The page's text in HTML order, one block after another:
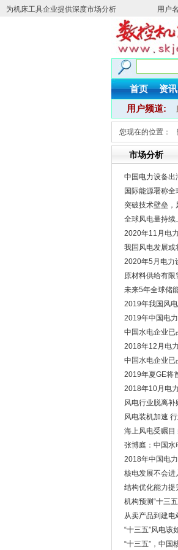
为机床工具企业提供深度市场分析 用户
首页 资讯
用户频道:
您现在的位置：
市场分析
中国电力设备出
国际能源署称
突破技术壁垒，
全球风电量持续
2020年11月电
我国风电发展或
2020年5月电力
原材料供给有
未来5年全球储
2019年我国风
2019年中国电
中国水电企业已
2018年12月电
中国水电企业已
2019年夏GE将
2018年10月电
风电行业脱离
风电装机加速
海上风电受瞩目
张博庭：中国水
2018年中国电
核电发展不会进
结构优化能力提
机构预测“十三
从卖产品到建
“十三五”风电该
“十三五”，中国